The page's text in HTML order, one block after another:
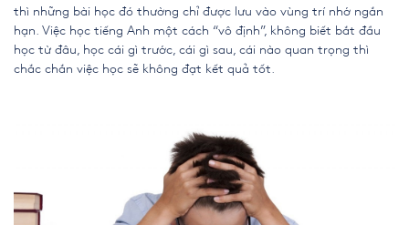
thì những bài học đó thường chỉ được lưu vào vùng trí nhớ ngắn
hạn. Việc học tiếng Anh một cách “vô định”, không biết bắt đầu
học từ đâu, học cái gì trước, cái gì sau, cái nào quan trọng thì
chắc chắn việc học sẽ không đạt kết quả tốt.